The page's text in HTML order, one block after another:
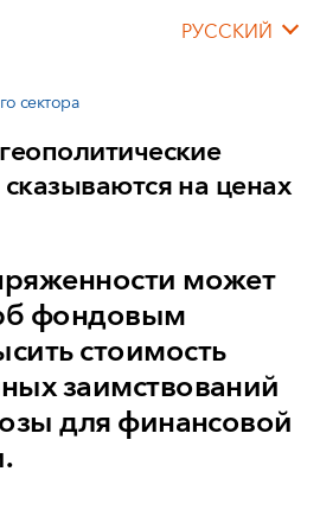
РУССКИЙ
сектора
на ценах
может
фондовым
стоимость
заимствований
для финансовой